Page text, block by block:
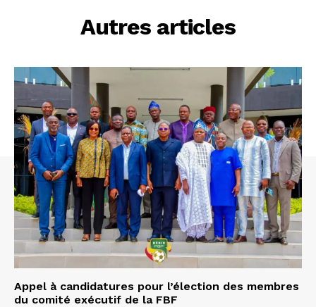
Autres articles
Appel à candidatures pour l’élection des membres
du comité exécutif de la FBF